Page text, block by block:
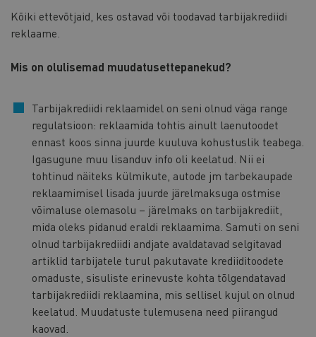
Kõiki ettevõtjaid, kes ostavad või toodavad tarbijakrediidi
reklaame.
Mis on olulisemad muudatusettepanekud?
Tarbijakrediidi reklaamidel on seni olnud väga range
regulatsioon: reklaamida tohtis ainult laenutoodet
ennast koos sinna juurde kuuluva kohustuslik teabega.
Igasugune muu lisanduv info oli keelatud. Nii ei
tohtinud näiteks külmikute, autode jm tarbekaupade
reklaamimisel lisada juurde järelmaksuga ostmise
võimaluse olemasolu – järelmaks on tarbijakrediit,
mida oleks pidanud eraldi reklaamima. Samuti on seni
olnud tarbijakrediidi andjate avaldatavad selgitavad
artiklid tarbijatele turul pakutavate krediiditoodete
omaduste, sisuliste erinevuste kohta tõlgendatavad
tarbijakrediidi reklaamina, mis sellisel kujul on olnud
keelatud. Muudatuste tulemusena need piirangud
kaovad.